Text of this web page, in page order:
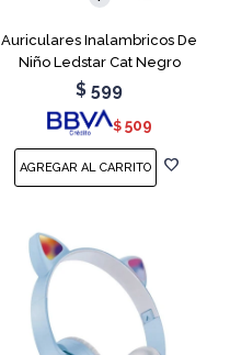
Auriculares Inalambricos De
Niño Ledstar Cat Negro
$ 599
$ 509